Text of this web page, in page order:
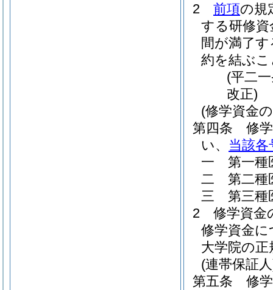
2
前項の規
する研修
間が満了
約を結ぶ
(平二
改正)
(修学資金
第四条
修
い、 当該各
一
第一
二
第二
三
第三
2
修学資金
修学資金
大学院の
(連帯保証
第五条
修